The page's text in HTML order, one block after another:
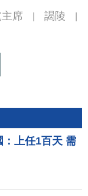
席 謁陵
上任1百天 需